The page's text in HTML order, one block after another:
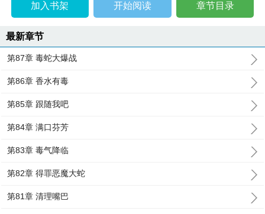
加入书架 开始阅读 章节目录
最新章节
第87章 毒蛇大爆战
第86章 香水有毒
第85章 跟随我吧
第84章 满口芬芳
第83章 毒气降临
第82章 得罪恶魔大蛇
第81章 清理嘴巴